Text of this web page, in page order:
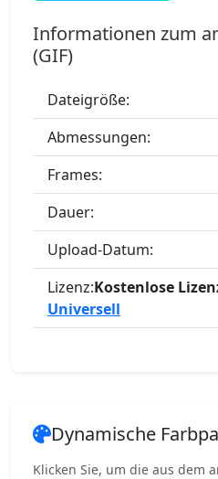
Informationen zum
(GIF)
Dateigröße:
Abmessungen:
Frames:
Dauer:
Upload-Datum:
Lizenz:Kostenlose
Universell
Dynamische
Klicken Sie, um die aus dem